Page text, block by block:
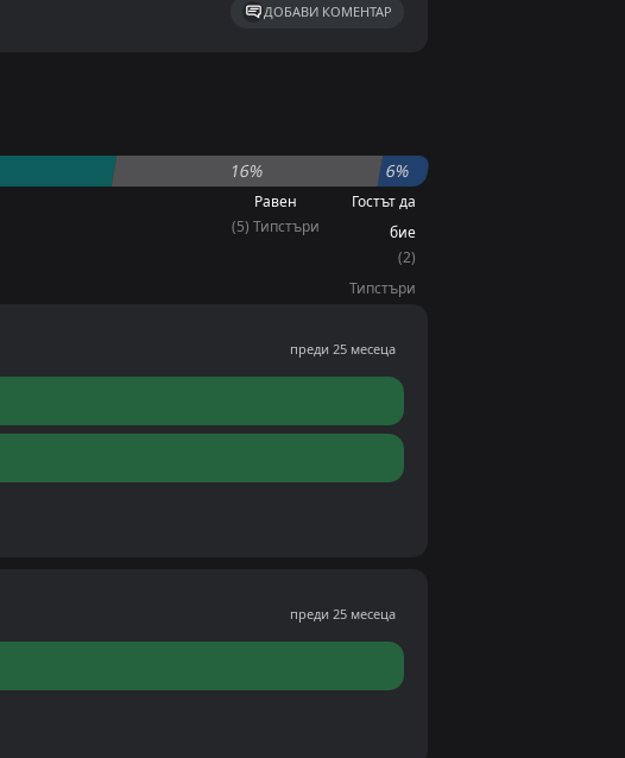
ДОБАВИ КОМЕНТАР
16% 6%
Равен
(5) Типстъри
Гостът да
бие
(2)
Типстъри
преди 25 месеца
преди 25 месеца